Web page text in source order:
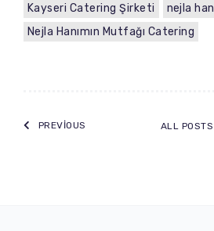
Kayseri Catering Şirketi
nejla
Nejla Hanımın Mutfağı Catering
PREVIOUS ALL POSTS